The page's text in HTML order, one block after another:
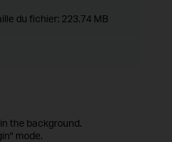
du fichier: 223.74 MB
the background.
mode.